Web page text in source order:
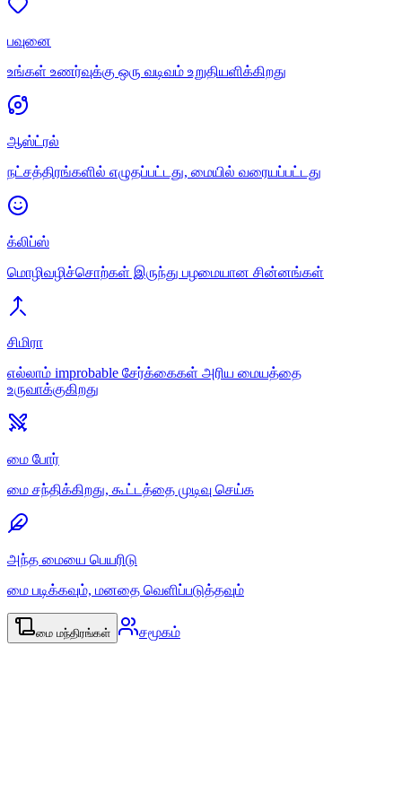
பவுனை
உங்கள் உணர்வுக்கு ஒரு வடிவம் உறுதியளிக்கிறது
ஆஸ்ட்ரல்
நட்சத்திரங்களில் எழுதப்பட்டது, மையில் வரையப்பட்டது
க்லிப்ஸ்
மொழிவழிச்சொற்கள் இருந்து பழமையான சின்னங்கள்
சிமிரா
எல்லாம் improbable சேர்க்கைகள் அரிய மையத்தை
உருவாக்குகிறது
மை போர்
மை சந்திக்கிறது, கூட்டத்தை முடிவு செய்க
அந்த மையை பெயரிடு
மை படிக்கவும், மனதை வெளிப்படுத்தவும்
மை மந்திரங்கள் சமூகம்